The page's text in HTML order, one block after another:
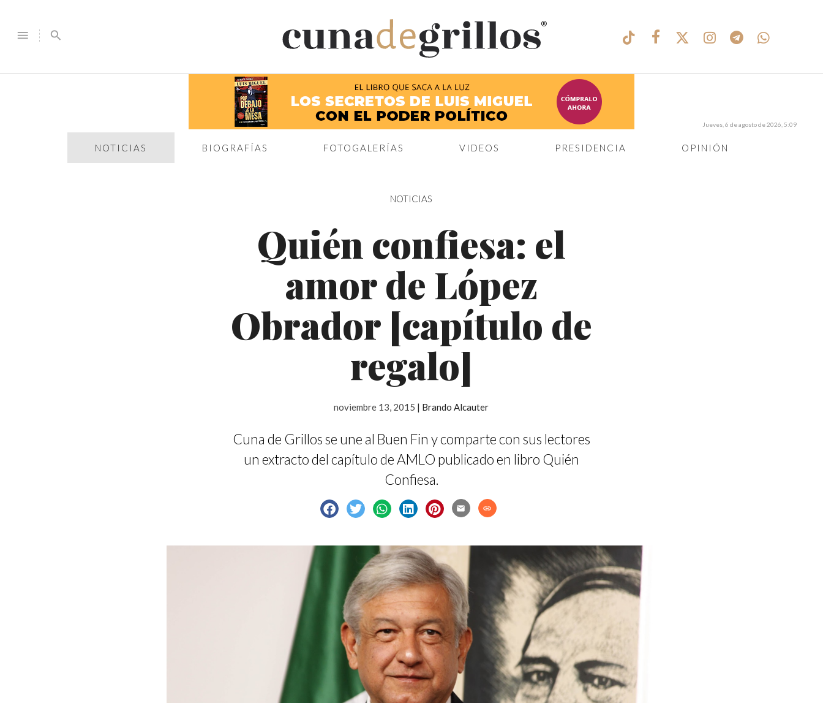
menu search
®
NOTICIAS BIOGRAFÍAS FOTOGALERÍAS VIDEOS PRESIDENCIA OPINIÓN
Jueves, 6 de agosto de 2026, 5:09
NOTICIAS
Quién confiesa: el
amor de López
Obrador [capítulo de
regalo]
noviembre 13, 2015 | Brando Alcauter
Cuna de Grillos se une al Buen Fin y comparte con sus lectores
un extracto del capítulo de AMLO publicado en libro Quién
Confiesa.
email link